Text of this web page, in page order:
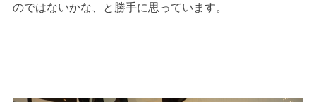
のではないかな、と勝手に思っています。